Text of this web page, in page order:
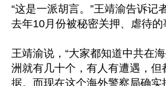
“这是一派胡言。”王靖渝告诉记
去年10月份被秘密关押、虐待的
王靖渝说，“大家都知道中共在
洲就有几十个，有人有遭遇，但
据。而现在这个海外警察局确实